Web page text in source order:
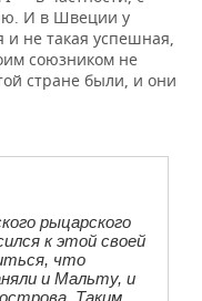
И в Швеции у
и не такая успешная,
союзником не
стране были, и они
рыцарского
к этой своей
что
и Мальту, и
Таким